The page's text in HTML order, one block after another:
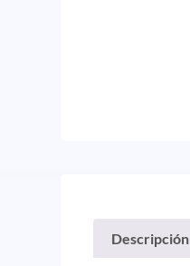
Descripción